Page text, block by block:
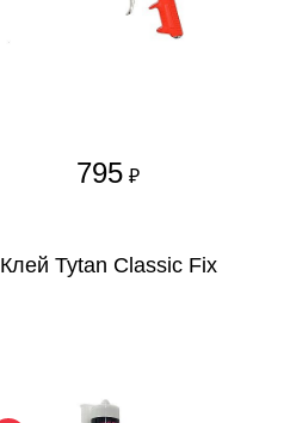
795 ₽
Клей Tytan Classic Fix